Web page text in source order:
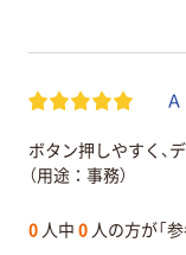
ボタン押しやすく、
（用途：事務）
0 人中 0 人の方が「